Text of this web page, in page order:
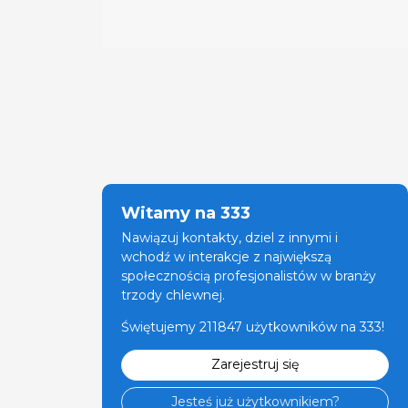
Witamy na 333
Nawiązuj kontakty, dziel z innymi i
wchodź w interakcje z największą
społecznością profesjonalistów w branży
trzody chlewnej.
Świętujemy 211847 użytkowników na 333!
Zarejestruj się
Jesteś już użytkownikiem?